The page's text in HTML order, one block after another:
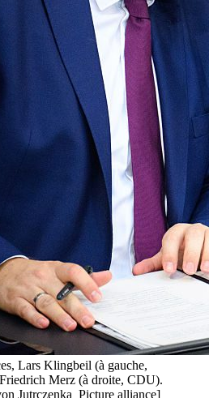
Lars Klingbeil (à gauche,
Merz (à droite, CDU).
Jutrczenka_Picture alliance]